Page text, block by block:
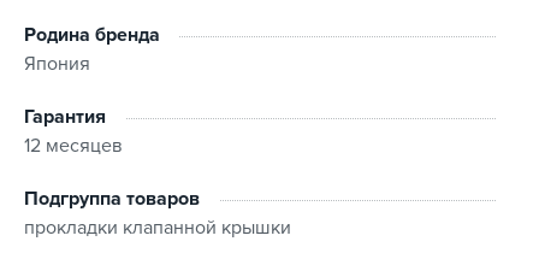
Родина бренда
Япония
Гарантия
12 месяцев
Подгруппа товаров
прокладки клапанной крышки